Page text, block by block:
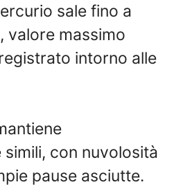
sale fino a
, valore massimo
intorno alle
con nuvolosità
pause asciutte.